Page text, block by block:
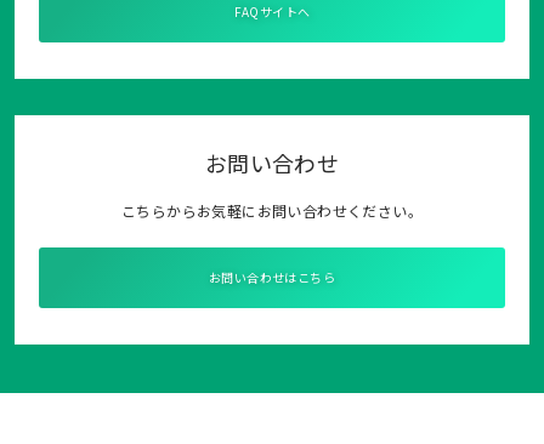
FAQサイトへ
お問い合わせ
こちらからお気軽にお問い合わせください。
お問い合わせはこちら